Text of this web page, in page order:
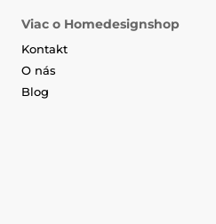
Viac o Homedesignshop
Kontakt
O nás
Blog